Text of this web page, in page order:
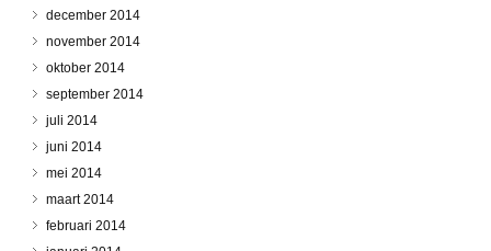
december 2014
november 2014
oktober 2014
september 2014
juli 2014
juni 2014
mei 2014
maart 2014
februari 2014